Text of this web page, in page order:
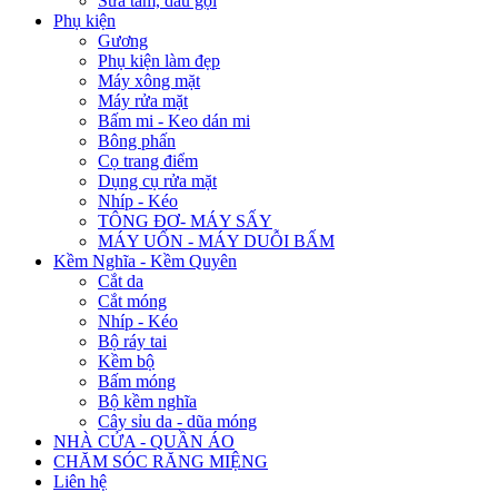
Phụ kiện
Gương
Phụ kiện làm đẹp
Máy xông mặt
Máy rửa mặt
Bấm mi - Keo dán mi
Bông phấn
Cọ trang điểm
Dụng cụ rửa mặt
Nhíp - Kéo
TÔNG ĐƠ- MÁY SẤY
MÁY UỐN - MÁY DUỖI BẤM
Kềm Nghĩa - Kềm Quyên
Cắt da
Cắt móng
Nhíp - Kéo
Bộ ráy tai
Kềm bộ
Bấm móng
Bộ kềm nghĩa
Cây sỉu da - dũa móng
NHÀ CỬA - QUẦN ÁO
CHĂM SÓC RĂNG MIỆNG
Liên hệ